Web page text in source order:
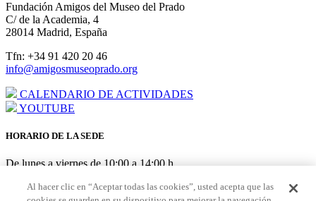
Fundación Amigos del Museo del Prado
C/ de la Academia, 4
28014 Madrid, España
Tfn: +34 91 420 20 46
info@amigosmuseoprado.org
CALENDARIO DE ACTIVIDADES
YOUTUBE
HORARIO DE LA SEDE
De lunes a viernes de 10:00 a 14:00 h
Al hacer clic en “Aceptar todas las cookies”, usted acepta que las